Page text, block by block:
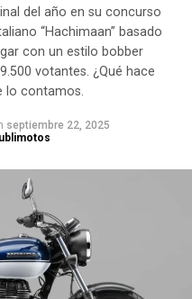
del año en su concurso
“Hachimaan” basado
con un estilo bobber
votantes. ¿Qué hace
lo contamos.
septiembre 22, 2025